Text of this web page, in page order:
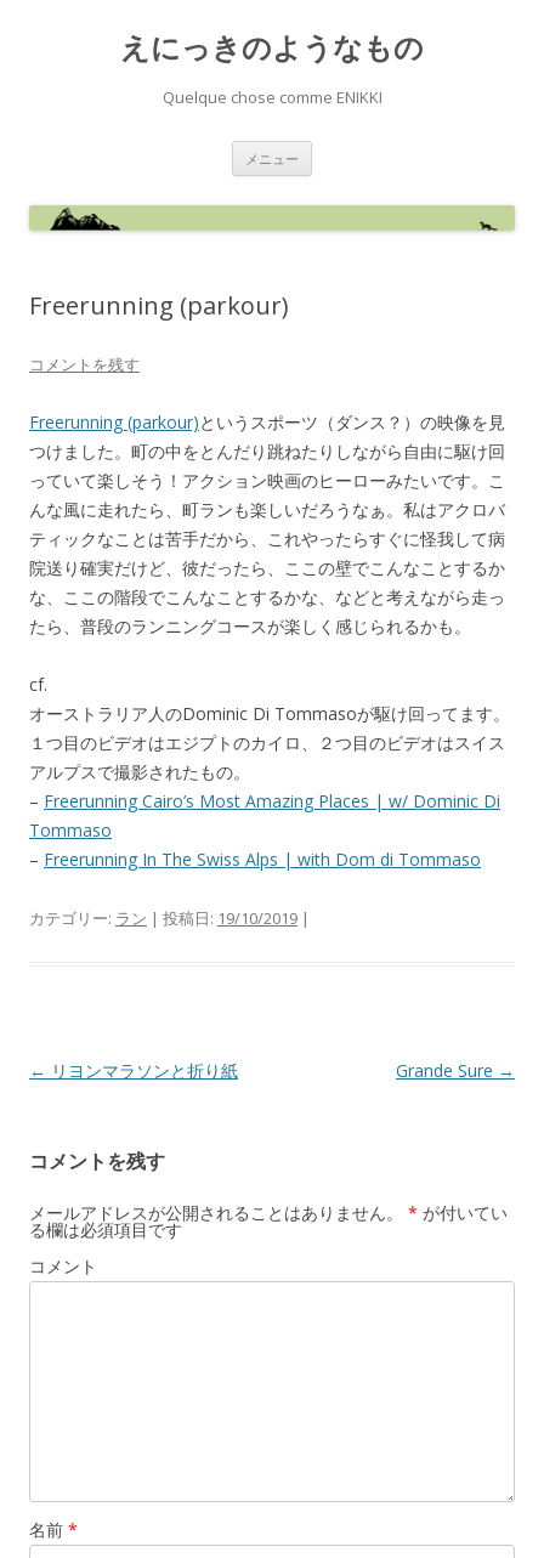
えにっきのようなもの
Quelque chose comme ENIKKI
メニュー
ン
へ
Freerunning (parkour)
コメントを残す
Freerunning (parkour)というスポーツ（ダンス？）の映像を見
つけました。町の中をとんだり跳ねたりしながら自由に駆け回
っていて楽しそう！アクション映画のヒーローみたいです。こ
んな風に走れたら、町ランも楽しいだろうなぁ。私はアクロバ
ティックなことは苦手だから、これやったらすぐに怪我して病
院送り確実だけど、彼だったら、ここの壁でこんなことするか
な、ここの階段でこんなことするかな、などと考えながら走っ
たら、普段のランニングコースが楽しく感じられるかも。
cf.
オーストラリア人のDominic Di Tommasoが駆け回ってます。
１つ目のビデオはエジプトのカイロ、２つ目のビデオはスイス
アルプスで撮影されたもの。
– Freerunning Cairo’s Most Amazing Places | w/ Dominic Di
Tommaso
– Freerunning In The Swiss Alps | with Dom di Tommaso
カテゴリー: ラン | 投稿日: 19/10/2019 |
投
ビ
ゲ
ー
シ
← リヨンマラソンと折り紙 Grande Sure →
コメントを残す
メールアドレスが公開されることはありません。 * が付いてい
る欄は必須項目です
コメント
名前 *